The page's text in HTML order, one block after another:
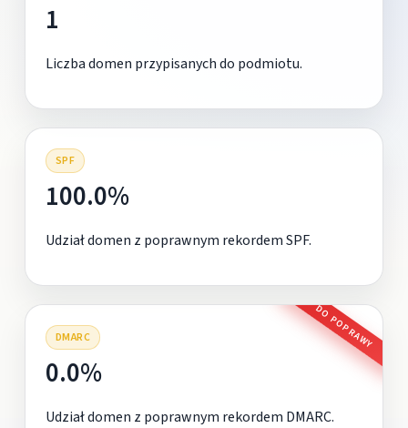
1
Liczba domen przypisanych do podmiotu.
SPF
100.0%
Udział domen z poprawnym rekordem SPF.
DMARC DO POPRAWY
0.0%
Udział domen z poprawnym rekordem DMARC.